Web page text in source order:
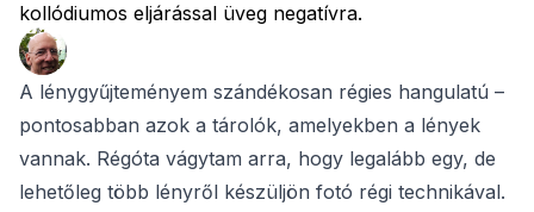
kollódiumos eljárással üveg negatívra.
A lénygyűjteményem szándékosan régies hangulatú –
pontosabban azok a tárolók, amelyekben a lények
vannak. Régóta vágytam arra, hogy legalább egy, de
lehetőleg több lényről készüljön fotó régi technikával.